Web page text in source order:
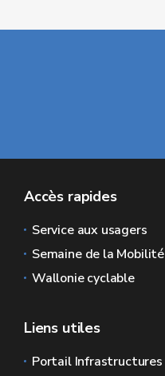
Accès rapides
Service aux usagers
Semaine de la Mobilité
Wallonie cyclable
Liens utiles
Portail Infrastructures